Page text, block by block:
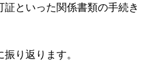
といった関係書類の手続き
り返ります。